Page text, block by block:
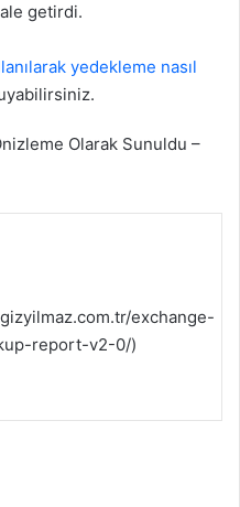
getirdi.
yedekleme nasıl
Olarak Sunuldu –
exchange-
report-v2-0/)